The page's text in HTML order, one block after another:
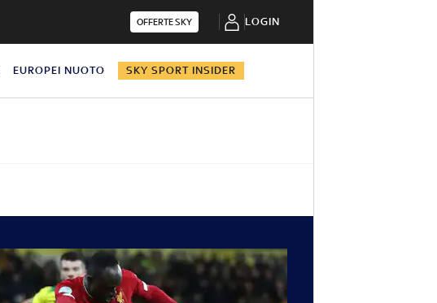
OFFERTE SKY LOGIN
EUROPEI NUOTO SKY SPORT INSIDER